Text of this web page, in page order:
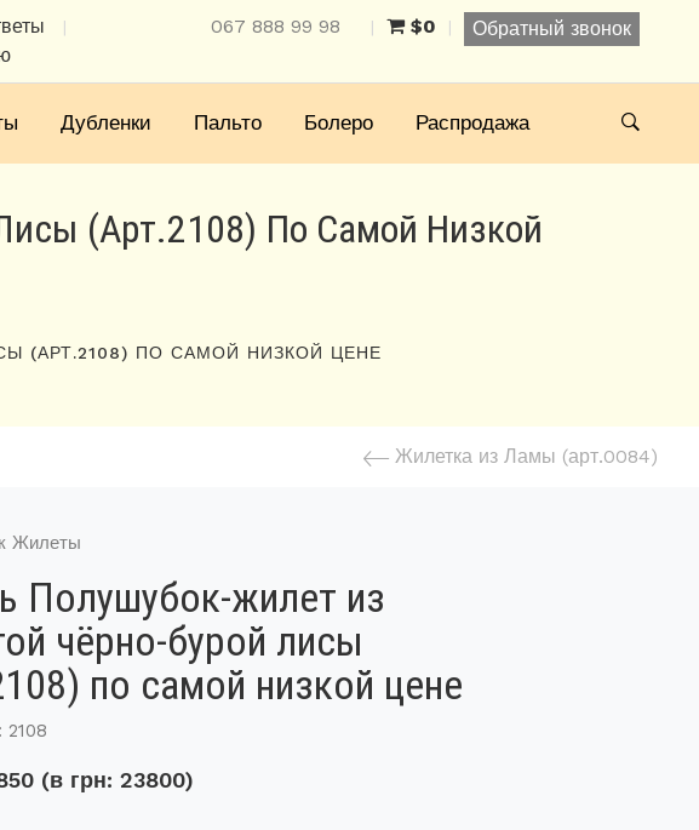
| 067 888 99 98 | $0 | Обратный звонок
Дубленки Пальто Болеро Распродажа
(арт.2108) По Самой Низкой
(АРТ.2108) ПО САМОЙ НИЗКОЙ ЦЕНЕ
Жилетка из Ламы (арт.0084)
Жилеты
Полушубок-жилет из
чёрно-бурой лисы
по самой низкой цене
2108
(в грн: 23800)